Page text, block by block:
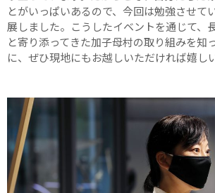
とがいっぱいあるので、今回は勉強させて
展しました。こうしたイベントを通じて、
と寄り添ってきた加子母村の取り組みを知
に、ぜひ現地にもお越しいただければ嬉し